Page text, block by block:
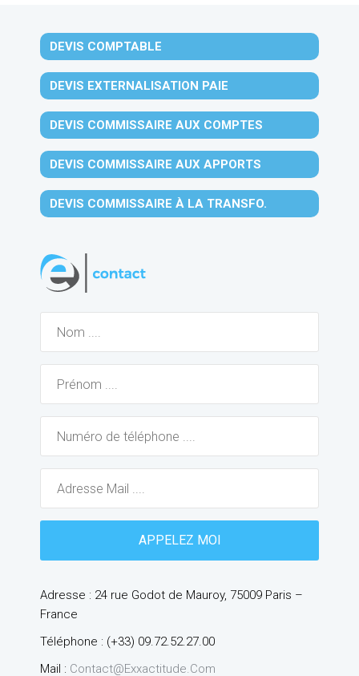
DEVIS COMPTABLE
DEVIS EXTERNALISATION PAIE
DEVIS COMMISSAIRE AUX COMPTES
DEVIS COMMISSAIRE AUX APPORTS
DEVIS COMMISSAIRE À LA TRANSFO.
Adresse : 24 rue Godot de Mauroy, 75009 Paris –
France
Téléphone : (+33) 09.72.52.27.00
Mail : Contact@exxactitude.com